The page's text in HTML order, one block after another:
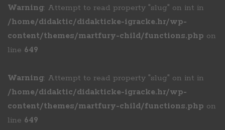
Warning: Attempt to read property "slug" on int in
/home/didaktic/didakticke-igracke.hr/wp-
content/themes/martfury-child/functions.php on
line 649
Warning: Attempt to read property "slug" on int in
/home/didaktic/didakticke-igracke.hr/wp-
content/themes/martfury-child/functions.php on
line 649